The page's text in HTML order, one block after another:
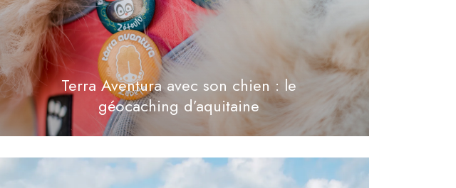
Terra Aventura avec son chien : le
géocaching d’aquitaine